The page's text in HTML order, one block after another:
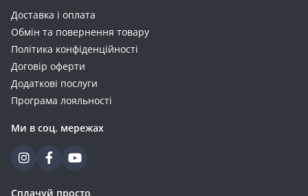
Доставка і оплата
Обмін та повернення товару
Політика конфіденційності
Договір оферти
Додаткові послуги
Програма лояльності
Ми в соц. мережах
Сплачуй просто